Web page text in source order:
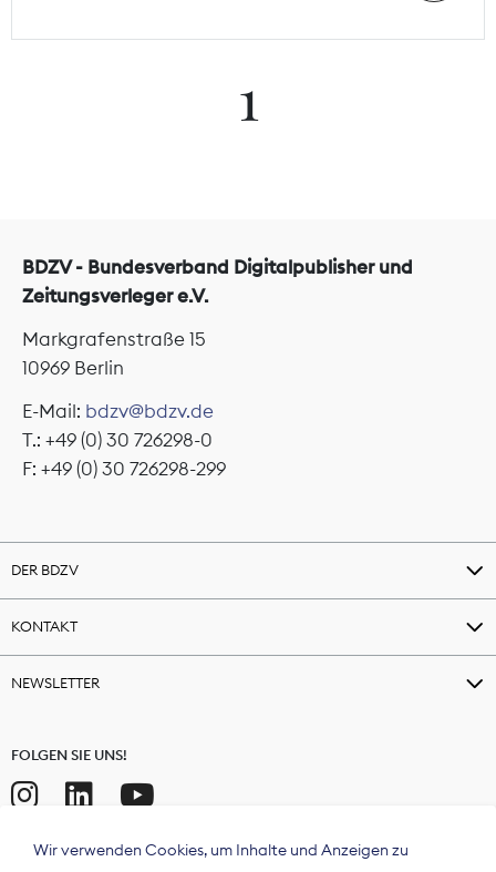
1
BDZV - Bundesverband Digitalpublisher und
Zeitungsverleger e.V.
Markgrafenstraße 15
10969 Berlin
E-Mail: bdzv@bdzv.de
T.: +49 (0) 30 726298-0
F: +49 (0) 30 726298-299
DER BDZV
KONTAKT
NEWSLETTER
FOLGEN SIE UNS!
Wir verwenden Cookies, um Inhalte und Anzeigen zu